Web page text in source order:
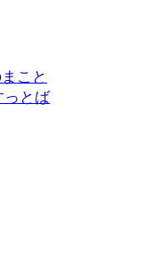
こと
っとば